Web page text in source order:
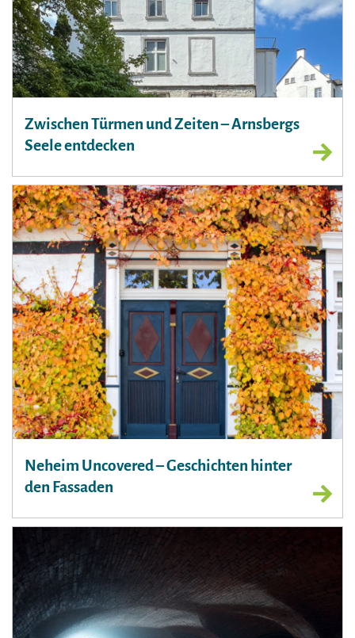
Zwischen Türmen und Zeiten – Arnsbergs
Seele entdecken
Neheim Uncovered – Geschichten hinter
den Fassaden